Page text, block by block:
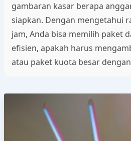
gambaran kasar berapa
siapkan. Dengan mengetahui
jam, Anda bisa memilih paket
efisien, apakah harus
atau paket kuota besar